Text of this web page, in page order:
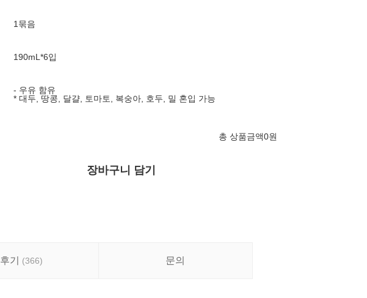
1묶음
190mL*6입
- 우유 함유
* 대두, 땅콩, 달걀, 토마토, 복숭아, 호두, 밀 혼입 가능
총 상품금액0원
장바구니 담기
후기 (366) 문의